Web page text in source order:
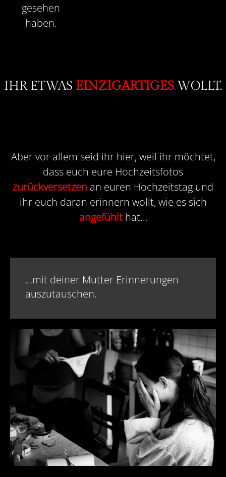
gesehen
haben.
IHR ETWAS EINZIGARTIGES WOLLT.
Aber vor allem seid ihr hier, weil ihr möchtet,
dass euch eure Hochzeitsfotos
zurückversetzen an euren Hochzeitstag und
ihr euch daran erinnern wollt, wie es sich
angefühlt hat…
…mit deiner Mutter Erinnerungen
auszutauschen.